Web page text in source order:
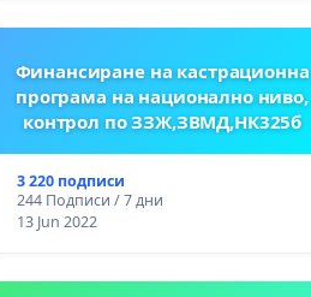
Финансиране на кастрационна
програма на национално ниво,
контрол по ЗЗЖ,ЗВМД,НК325б
3 220 подписи
244 Подписи / 7 дни
13 Jun 2022